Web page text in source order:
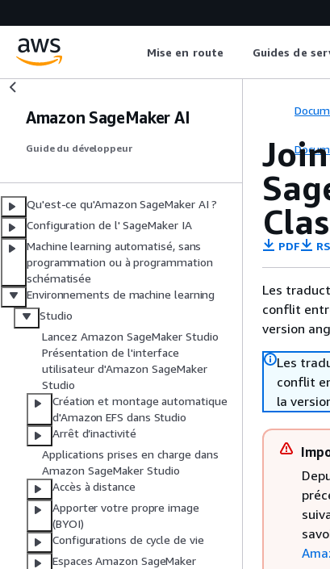
Mise en route Guides de
Amazon SageMaker AI
Guide du développeur
Qu'est-ce qu'Amazon SageMaker AI ?
Configuration de l' SageMaker IA
Machine learning automatisé, sans
programmation ou à programmation
schématisée
Environnements de machine learning
Studio
Lancez Amazon SageMaker Studio
Présentation de l'interface
utilisateur d'Amazon SageMaker
Studio
Création et montage automatique
d'Amazon EFS dans Studio
Arrêt d’inactivité
Applications prises en charge dans
Amazon SageMaker Studio
Accès à distance
Apporter votre propre image
(BYOI)
Configurations de cycle de vie
Espaces Amazon SageMaker
PDF
Les
conflit
version
Les
conflit
la